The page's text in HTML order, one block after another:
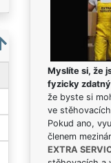
Myslíte si, že
fyzicky
že byste si
ve
Pokud ano,
členem
EXTRA